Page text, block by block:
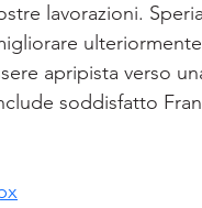
lavorazioni.
apripista verso
soddisfatto